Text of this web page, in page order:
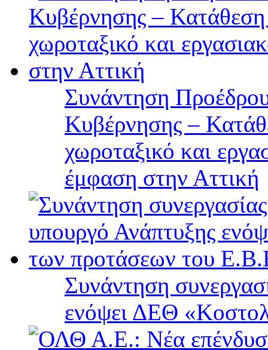
Συνάντηση
Κυβέρνησης –
χωροταξικό και
έμφαση στην Αττική
Συνάντηση
ενόψει ΔΕΘ